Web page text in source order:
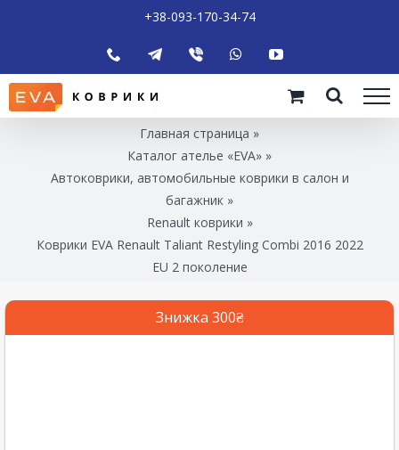
+38-093-170-34-74
Главная страница »
Каталог ателье «EVA» »
Автоковрики, автомобильные коврики в салон и
багажник »
Renault коврики »
Коврики EVA Renault Taliant Restyling Combi 2016 2022
EU 2 поколение
Знижка 300₴